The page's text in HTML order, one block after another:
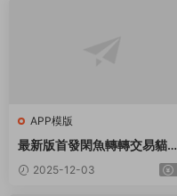
APP模版
最新版首發閑魚轉轉交易貓客
服台客服系統源碼
2025-12-03